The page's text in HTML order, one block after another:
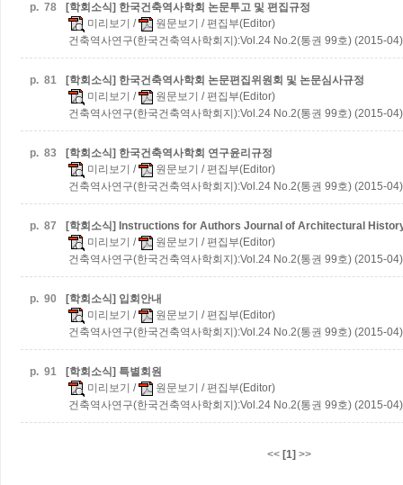
p. 78
[학회소식] 한국건축역사학회 논문투고 및 편집규정
미리보기 / 원문보기 / 편집부(Editor)
건축역사연구(한국건축역사학회지):Vol.24 No.2(통권 99호) (2015-04)
p. 81
[학회소식] 한국건축역사학회 논문편집위원회 및 논문심사규정
미리보기 / 원문보기 / 편집부(Editor)
건축역사연구(한국건축역사학회지):Vol.24 No.2(통권 99호) (2015-04)
p. 83
[학회소식] 한국건축역사학회 연구윤리규정
미리보기 / 원문보기 / 편집부(Editor)
건축역사연구(한국건축역사학회지):Vol.24 No.2(통권 99호) (2015-04)
p. 87
[학회소식] Instructions for Authors Journal of Architectural
미리보기 / 원문보기 / 편집부(Editor)
건축역사연구(한국건축역사학회지):Vol.24 No.2(통권 99호) (2015-04)
p. 90
[학회소식] 입회안내
미리보기 / 원문보기 / 편집부(Editor)
건축역사연구(한국건축역사학회지):Vol.24 No.2(통권 99호) (2015-04)
p. 91
[학회소식] 특별회원
미리보기 / 원문보기 / 편집부(Editor)
건축역사연구(한국건축역사학회지):Vol.24 No.2(통권 99호) (2015-04)
<< [1] >>